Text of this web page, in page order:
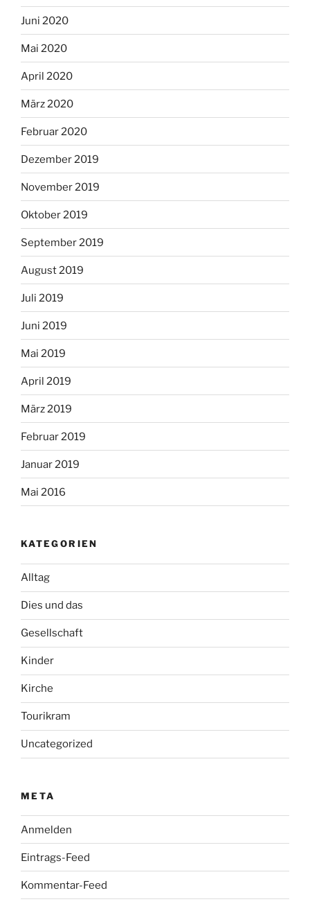
Juni 2020
Mai 2020
April 2020
März 2020
Februar 2020
Dezember 2019
November 2019
Oktober 2019
September 2019
August 2019
Juli 2019
Juni 2019
Mai 2019
April 2019
März 2019
Februar 2019
Januar 2019
Mai 2016
KATEGORIEN
Alltag
Dies und das
Gesellschaft
Kinder
Kirche
Tourikram
Uncategorized
META
Anmelden
Eintrags-Feed
Kommentar-Feed